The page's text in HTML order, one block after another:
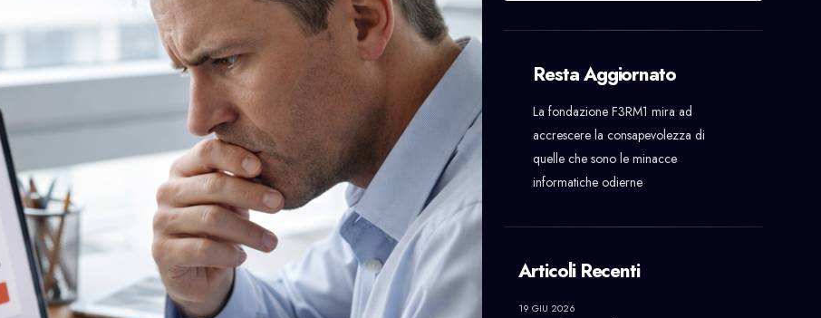
Resta Aggiornato
La fondazione F3RM1 mira ad
accrescere la consapevolezza di
quelle che sono le minacce
informatiche odierne
Articoli Recenti
19 GIU 2026